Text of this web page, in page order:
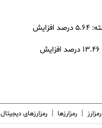
رمزارز | رمزارزها | رمزارزهای دیجیتال